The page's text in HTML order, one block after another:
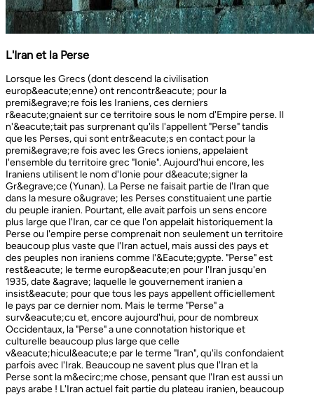
L'Iran et la Perse
Lorsque les Grecs (dont descend la civilisation europ&eacute;enne) ont rencontr&eacute; pour la premi&egrave;re fois les Iraniens, ces derniers r&eacute;gnaient sur ce territoire sous le nom d'Empire perse. Il n'&eacute;tait pas surprenant qu'ils l'appellent "Perse" tandis que les Perses, qui sont entr&eacute;s en contact pour la premi&egrave;re fois avec les Grecs ioniens, appelaient l'ensemble du territoire grec "Ionie". Aujourd'hui encore, les Iraniens utilisent le nom d'Ionie pour d&eacute;signer la Gr&egrave;ce (Yunan). La Perse ne faisait partie de l'Iran que dans la mesure o&ugrave; les Perses constituaient une partie du peuple iranien. Pourtant, elle avait parfois un sens encore plus large que l'Iran, car ce que l'on appelait historiquement la Perse ou l'empire perse comprenait non seulement un territoire beaucoup plus vaste que l'Iran actuel, mais aussi des pays et des peuples non iraniens comme l'&Eacute;gypte. "Perse" est rest&eacute; le terme europ&eacute;en pour l'Iran jusqu'en 1935, date &agrave; laquelle le gouvernement iranien a insist&eacute; pour que tous les pays appellent officiellement le pays par ce dernier nom. Mais le terme "Perse" a surv&eacute;cu et, encore aujourd'hui, pour de nombreux Occidentaux, la "Perse" a une connotation historique et culturelle beaucoup plus large que celle v&eacute;hicul&eacute;e par le terme "Iran", qu'ils confondaient parfois avec l'Irak. Beaucoup ne savent plus que l'Iran et la Perse sont la m&ecirc;me chose, pensant que l'Iran est aussi un pays arabe ! L'Iran actuel fait partie du plateau iranien, beaucoup plus vaste, dont l'ensemble a parfois fait partie de l'empire perse. Le pays est vaste, plus grand que le Royaume-Uni, la France, l'Espagne et l'Allemagne r&eacute;unis. Il est accident&eacute; et aride et, &agrave; l'exception de deux r&eacute;gions de plaine, il est constitu&eacute; de montagnes et de d&eacute;serts. Il y a deux grandes rang&eacute;es de montagnes, l'Alborz au nord, qui s'&eacute;tend du Caucase au nord-ouest jusqu'au Khorasan &agrave; l'est, et le Zagros, qui s'&eacute;tend de l'ouest au sud-est. Les grands d&eacute;serts, Dasht-e-Kavir et Dasht-e-Lut, tous deux situ&eacute;s &agrave; l'est, sont pratiquement inhabitables. Les deux r&eacute;gions de plaine sont le littoral de la mer Caspienne, qui se trouve au-dessous du niveau de la mer, a un climat subtropical et est couvert de for&ecirc;ts tropicales, et la plaine du Khuzestan au sud-ouest, qui est une continuation des terres fertiles de la M&eacute;sopotamie et est arros&eacute;e par le seul grand fleuve d'Iran, le Karun. Ainsi, la terre est abondante mais l'eau est rare, contrairement &agrave; un pays comme la Hollande o&ugrave; la terre est rare mais l'eau abondante. La raret&eacute; de l'eau a jou&eacute; un r&ocirc;le majeur non seulement en influen&ccedil;ant la nature et les syst&egrave;mes de l'agriculture iranienne, mais aussi un certain nombre de facteurs sociologiques cl&eacute;s, y compris la cause et la nature des &Eacute;tats iraniens. L'&eacute;tendue des montagnes et du d&eacute;sert a naturellement divis&eacute; la population iranienne en groupes relativement isol&eacute;s. Mais l'aridit&eacute; a jou&eacute; un r&ocirc;le encore plus important &agrave; cet &eacute;gard, et ce au niveau des plus petites unit&eacute;s sociales. Dans la majeure partie du pays, l'agriculture et l'&eacute;levage du b&eacute;tail n'&eacute;taient possibles que l&agrave; o&ugrave; l'eau de pluie naturelle, un petit ruisseau, un canal d'eau souterrain, appel&eacute; Qanat, ou une combinaison de ces &eacute;l&eacute;ments fournissait l'approvisionnement minimal n&eacute;cessaire en eau. Le Qanat ou Kariz est un d&eacute;veloppement ing&eacute;nieux des temps anciens, qui remonte &agrave; bien avant la fondation de l'empire perse. &Agrave; partir d'une nappe phr&eacute;atique existante dans les hautes terres, un tunnel est creus&eacute; sous le sol, en pente descendante vers les basses terres (pr&egrave;s des fermes environnantes) o&ugrave; il remonte &agrave; la surface. L'eau qui s'&eacute;coule de la source par gravit&eacute; est ensuite distribu&eacute;e par d'&eacute;troits canaux l&agrave; o&ugrave; elle est n&eacute;cessaire pour l'irrigation et d'autres usages. Le peuple iranien &Agrave; l'origine, les Iraniens &eacute;taient plus une ethnie qu'une nation et les perses se comptaient comme un groupe parmi un bon nombre des Iraniens. A part le pays qui s'appelle aujourd'hui l'Iran, l'Afghanistan et le Tadjikistan appartiennent &eacute;galement &agrave; un territoire iranien plus large dans leurs concepts historiques et culturels. En plus la domaine culturelle iranienne d&eacute;passe encore plus loin que la fronti&egrave;re de l&rsquo;ensemble de ces trois pays et s'&eacute;tendant jusqu&rsquo;au cot&eacute; nordique de l'Inde, l'Ouzb&eacute;kistan, le Turkm&eacute;nistan, le Caucase et l'Anatolie : Aujourd&rsquo;hui , c&rsquo;est ce que l&rsquo;on appelle &lsquo;&rsquo; Monde Persan&rsquo;&rsquo; La langue persane est une des langues iraniennes, alors qu&rsquo;il en existe d'autres vari&eacute;t&eacute;s dont le kurde et le pashto. En Iran, certaines langues locales sont encore parl&eacute;es en tant que des langues vivantes tandis que d&rsquo;autre langues r&eacute;gionales que l&rsquo;iranienne sont &eacute;galement parl&eacute;s en Iran tels que le turc et l&rsquo;arabe. En plus, d'autres formats de la langue persane sont parl&eacute;es en Afghanistan et au Tadjikistan, si bien que les r&eacute;sidents dans ces trois pays arrivent &agrave; se comprendre lors de la conversation et de la communication litt&eacute;raire. Egalement d'autres dialectes persans sont parl&eacute;s en Iran. A vraie dire , n&rsquo;importe quel argument &agrave; propos de l&rsquo;histoire de l&rsquo;Iran, de son &eacute;conomie et de sa politique ne serait pas raisonnable sauf qu&rsquo;on puisse tenir en compte les nomades qui ont &eacute;tabli leurs royaume &agrave; partir de l&rsquo;&eacute;poque des Perses au Qajars qui r&eacute;gnaient jusuq&rsquo;aux20&egrave;me si&egrave;cle. Suit &agrave; la recherches des p&acirc;turages encore plus verts et des sols fertils, diff&eacute;rents &eacute;thnies comme le turques, sont partis vers les r&eacute;gions au nord, nord-est et l&rsquo;est de la Perse . Apr&egrave;s avoir s&rsquo;h&eacute;berger , ils fallait qu&rsquo;ils se pr&eacute;par&egrave;rent pour faire face aux &eacute;nemies etrang&egrave;res . La s&egrave;cheresse, l&rsquo;aridit&eacute; et la densit&eacute; de la population dan leurs propres r&eacute;gions fut la cause de l&rsquo;immigration vers la Perse. D&rsquo;autre part la manqu&eacute; de la pluie et l&rsquo;aridit&eacute; en Iran causait la miragartion des gens vers des r&eacute;gions plus verts : ils se d&eacute;pla&ccedil;aient tous les ann&eacute;es, pour aller vers les r&eacute;gions o&ugrave; il faisait agr&eacute;able pendant l&rsquo;hiver et des r&eacute;gions o&ugrave; le climat faisait moins chaud au cours de l&rsquo;&eacute;t&eacute;. En comparaison avec les les s&eacute;dentaires, les nomades ont des puissances militaires et ils sont plus dynamiques, et plus nombreux que les villageoises qu'ils attaquaient. Ces particularit&eacute;s permettent &agrave; une tribu ou &agrave; un ensemble de tribus de faire diriger les autres vers la formation d&rsquo;un &eacute;tat central : Ensuite il faisait les n&eacute;cessaires pour collecter directement ou via un moyen indirect, la totalit&eacute; des produits agricoles exc&eacute;dentaires pour fournir les affaires financi&egrave;res. Ainsi il devient un &eacute;tat central et capable &agrave; taille de contr&ocirc;ler, d'administrer et de d&eacute;fendre ses vastes territoires. La plupart des souverains iraniens se d&eacute;pla&ccedil;aient la plupart du temps et cette caract&eacute;ristique est racin&eacute; dans leurs origines et leurs esprits. Par exemple les Ach&eacute;m&eacute;nides dirigeaient leurs trois capitales et se d&eacute;pla&ccedil;aient entre : Suse, Pers&eacute;polis et Ecbatane et parfois quatre si on fait inclure la Babylon. D&egrave;s le d&eacute;but ; tous les gouvernements iraniens jusqu&rsquo;au 20&egrave;me si&egrave;cle, on &eacute;t&eacute; fond&eacute;s par des tribus nomades et apr&egrave;s avoir &ecirc;tre uni au sein du gouvernement , il fallait se pr&eacute;parer pour faire face aux d&eacute;fis comme l&rsquo;invasion des nomades dans le pays et ceux qui pourraient attaquer depuis des terres au-del&agrave; des fronti&egrave;res. D'une mani&egrave;re historique, l'Iran a &eacute;t&eacute; le carrefour entre l'Asie et l'Europe, l'Est et l'Ouest. Les personnes, les biens ainsi que les croyances, les normes et produits culturels y sont pass&eacute;s, g&eacute;n&eacute;ralement d'est en ouest, mais pas toujours. L'influence orientale &eacute;tait telle que beaucoup des anciens mythes et l&eacute;gendes iraniens provenaient des terres orientales de l'Iran, bien que l'islam et les Arabes soient venus de la direction oppos&eacute;e. Cette situation g&eacute;ographique particuli&egrave;re a donn&eacute; lieu &agrave; ce que l'on peut appeler &laquo; l'effet carrefour &raquo;, &agrave; la fois d&eacute;stabilisant et enrichissant le pays ; rendant ses habitants hospitaliers et amicaux envers les &eacute;trangers et aussi tr&egrave;s conscients de leur particularit&eacute;. L'une des cons&eacute;quences de l'effet de carrefour est le fait que l'Iran est maintenant peupl&eacute; d&rsquo;une vari&eacute;t&eacute; de communaut&eacute;s ethniques et linguistiques incluant ceux dont la langue maternelle est le persan, ainsi que les Kurdes, les Turcs, les Arabes, les Baloutches, etc. On rencontre les Turcophones dans la r&eacute;gion Nord-ouest de l'Azerba&iuml;djan, aujourd'hui divis&eacute;e en plusieurs provinces, &agrave; la fronti&egrave;re de la Turquie et du Caucase. D'autres peuples turcophones, comme les Turkm&egrave;nes du Centre-nord-est et les tribus turcophones comm